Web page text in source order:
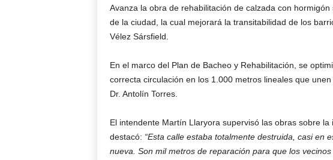
Avanza la obra de rehabilitación de calzada con
de la ciudad, la cual mejorará la transitabilidad de los
Vélez Sársfield.
En el marco del Plan de Bacheo y Rehabilitación, se
correcta circulación en los 1.000 metros lineales que
Dr. Antolín Torres.
El intendente Martín Llaryora supervisó las obras sobre
destacó: “Esta calle estaba totalmente destruida, casi en
nueva. Son mil metros de reparación para que los